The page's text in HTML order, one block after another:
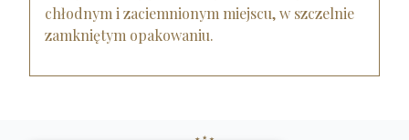
chłodnym i zaciemnionym miejscu, w szczelnie
zamkniętym opakowaniu.